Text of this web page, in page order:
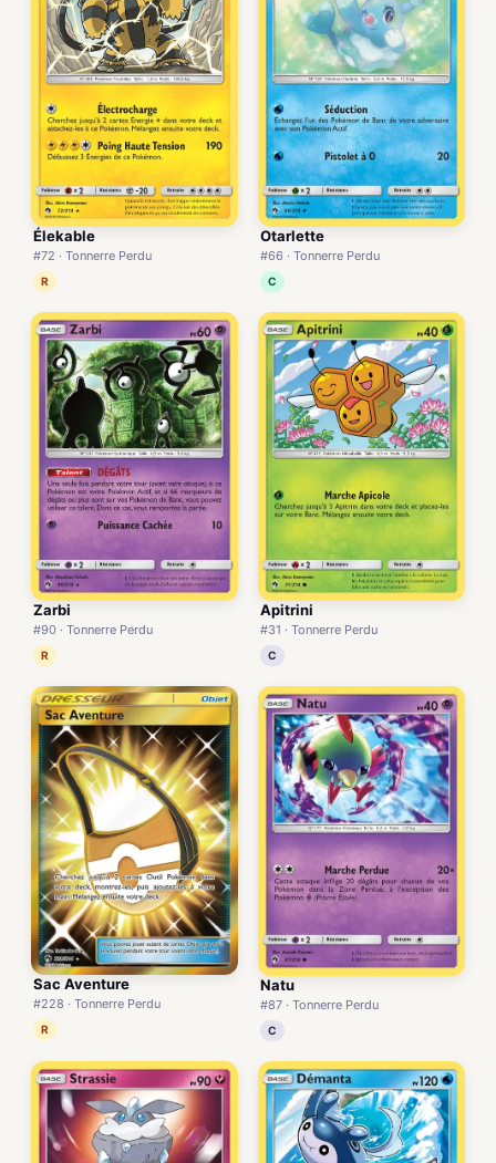
Élekable
#72 · Tonnerre Perdu
R
Otarlette
#66 · Tonnerre Perdu
C
Zarbi
#90 · Tonnerre Perdu
R
Apitrini
#31 · Tonnerre Perdu
C
Sac Aventure
#228 · Tonnerre Perdu
R
Natu
#87 · Tonnerre Perdu
C